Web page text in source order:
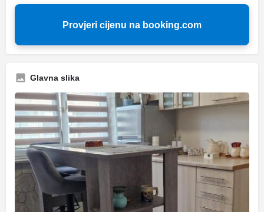
Provjeri cijenu na booking.com
Glavna slika